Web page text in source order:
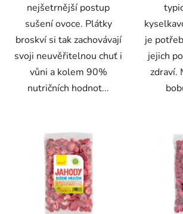
nejšetrnější postup
sušení ovoce. Plátky
broskví si tak zachovávají
svoji neuvěřitelnou chuť i
vůni a kolem 90%
nutričních hodnot...
je
jejich
zdraví.